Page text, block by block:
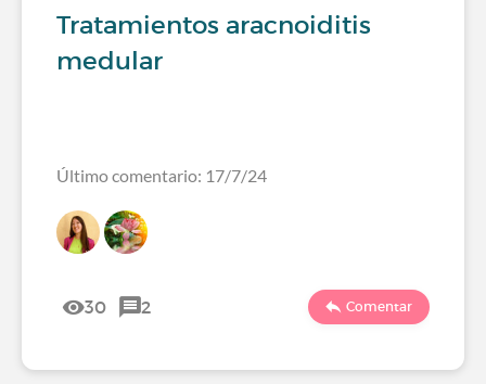
Tratamientos aracnoiditis
medular
Último comentario: 17/7/24
30 2 Comentar